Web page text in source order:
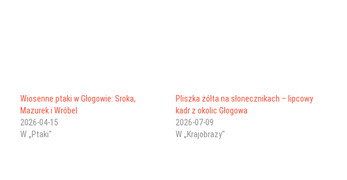
Wiosenne ptaki w Głogowie: Sroka,
Mazurek i Wróbel
2026-04-15
W „Ptaki"
Pliszka żółta na słonecznikach – lipcowy
kadr z okolic Głogowa
2026-07-09
W „Krajobrazy"